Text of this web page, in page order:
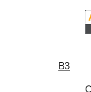
B3